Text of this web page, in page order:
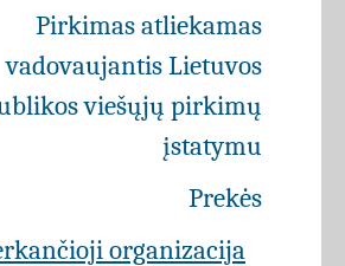
Pirkimas atliekamas
vadovaujantis Lietuvos
viešųjų pirkimų
įstatymu
Prekės
organizacija